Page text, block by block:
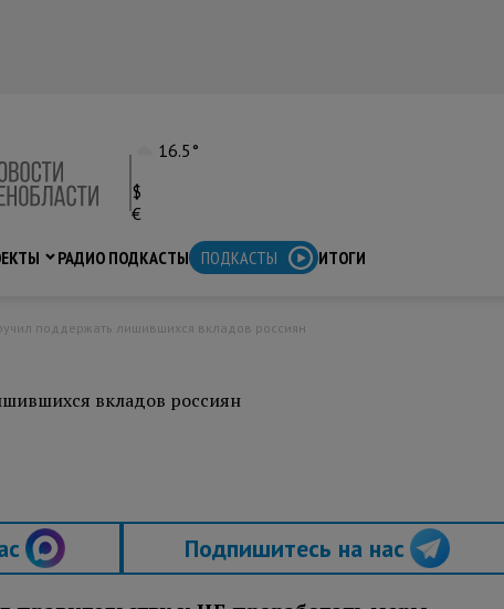
16.5°
$
€
РАДИО ПОДКАСТЫ ПОДКАСТЫ ИТОГИ
поддержать лишившихся вкладов россиян
вкладов россиян
Подпишитесь на нас